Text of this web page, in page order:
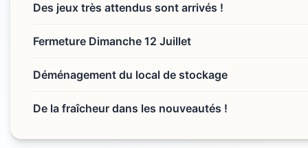
Des jeux très attendus sont arrivés !
Fermeture Dimanche 12 Juillet
Déménagement du local de stockage
De la fraîcheur dans les nouveautés !